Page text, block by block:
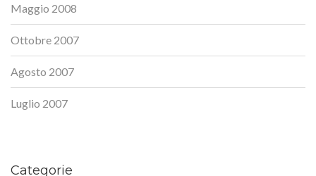
Maggio 2008
Ottobre 2007
Agosto 2007
Luglio 2007
Categorie